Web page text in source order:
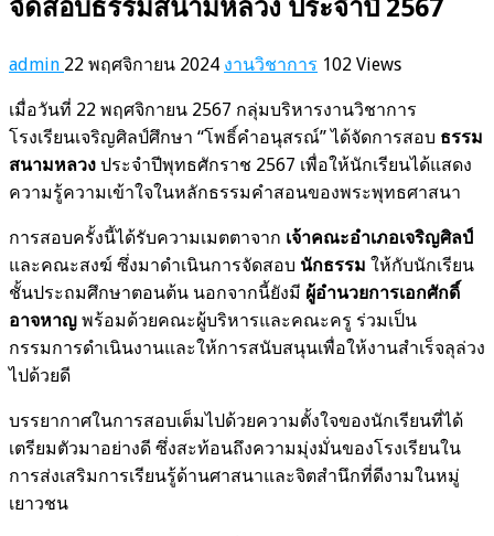
จัดสอบธรรมสนามหลวง ประจำปี 2567
admin 22 พฤศจิกายน 2024 งานวิชาการ 102 Views
เมื่อวันที่ 22 พฤศจิกายน 2567 กลุ่มบริหารงานวิชาการ
โรงเรียนเจริญศิลป์ศึกษา “โพธิ์คำอนุสรณ์” ได้จัดการสอบ ธรรม
สนามหลวง ประจำปีพุทธศักราช 2567 เพื่อให้นักเรียนได้แสดง
ความรู้ความเข้าใจในหลักธรรมคำสอนของพระพุทธศาสนา
การสอบครั้งนี้ได้รับความเมตตาจาก เจ้าคณะอำเภอเจริญศิลป์
และคณะสงฆ์ ซึ่งมาดำเนินการจัดสอบ นักธรรม ให้กับนักเรียน
ชั้นประถมศึกษาตอนต้น นอกจากนี้ยังมี ผู้อำนวยการเอกศักดิ์
อาจหาญ พร้อมด้วยคณะผู้บริหารและคณะครู ร่วมเป็น
กรรมการดำเนินงานและให้การสนับสนุนเพื่อให้งานสำเร็จลุล่วง
ไปด้วยดี
บรรยากาศในการสอบเต็มไปด้วยความตั้งใจของนักเรียนที่ได้
เตรียมตัวมาอย่างดี ซึ่งสะท้อนถึงความมุ่งมั่นของโรงเรียนใน
การส่งเสริมการเรียนรู้ด้านศาสนาและจิตสำนึกที่ดีงามในหมู่
เยาวชน